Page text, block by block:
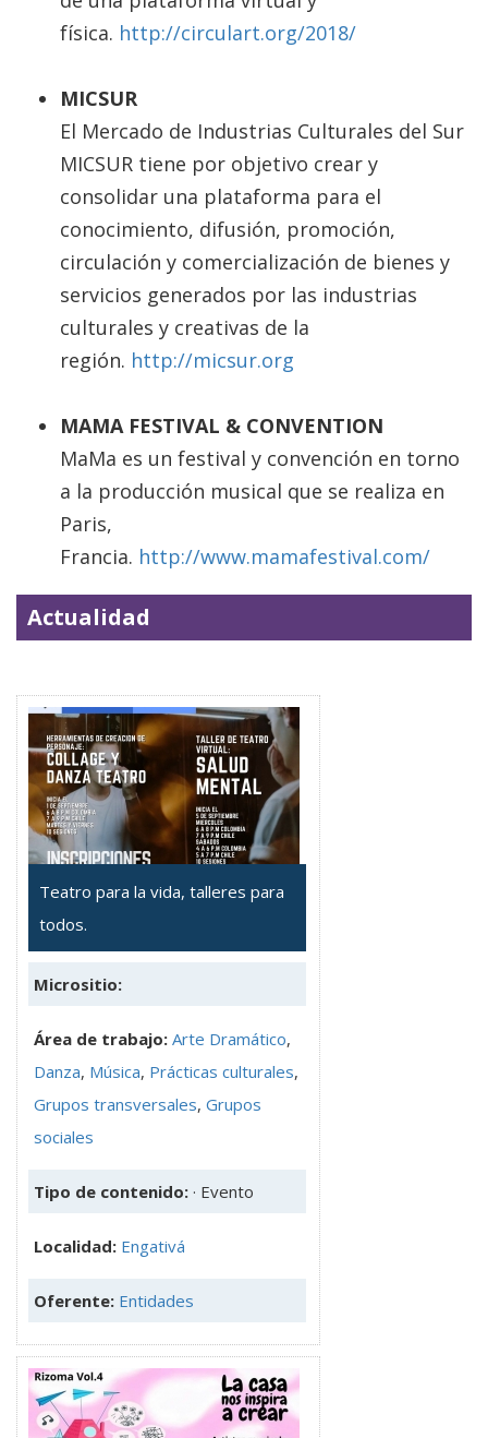
física. http://circulart.org/2018/
MICSUR
El Mercado de Industrias Culturales del Sur
MICSUR tiene por objetivo crear y
consolidar una plataforma para el
conocimiento, difusión, promoción,
circulación y comercialización de bienes y
servicios generados por las industrias
culturales y creativas de la
región. http://micsur.org
MAMA FESTIVAL & CONVENTION
MaMa es un festival y convención en torno
a la producción musical que se realiza en
Paris,
Francia. http://www.mamafestival.com/
Actualidad
Teatro para la vida, talleres para
todos.
Micrositio:
Área de trabajo: Arte Dramático,
Danza, Música, Prácticas culturales,
Grupos transversales, Grupos
sociales
Tipo de contenido: · Evento
Localidad: Engativá
Oferente: Entidades